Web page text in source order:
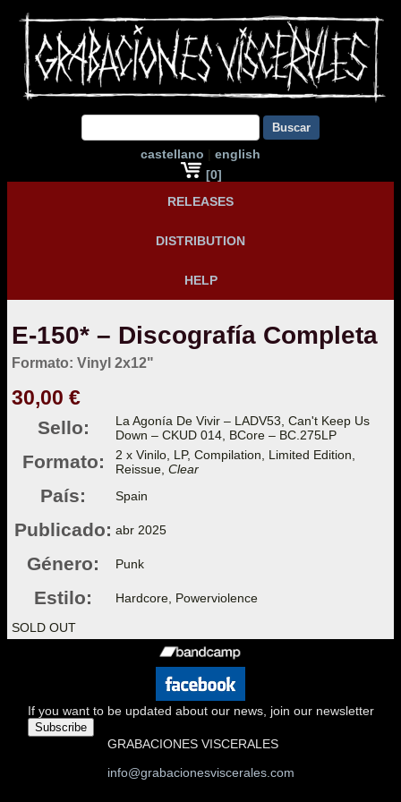
Buscar
castellano | english
[0]
RELEASES
DISTRIBUTION
HELP
E-150* – Discografía Completa
Formato: Vinyl 2x12"
30,00 €
Sello:
La Agonía De Vivir – LADV53, Can't Keep Us
Down – CKUD 014, BCore – BC.275LP
Formato:
2 x Vinilo, LP, Compilation, Limited Edition,
Reissue, Clear
País: Spain
Publicado: abr 2025
Género: Punk
Estilo: Hardcore, Powerviolence
SOLD OUT
If you want to be updated about our news, join our newsletter
Subscribe
GRABACIONES VISCERALES
info@grabacionesviscerales.com